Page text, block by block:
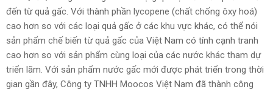
đến từ quả gấc. Với thành phần lycopene (chất chống ôxy hoá)
cao hơn so với các loại quả gấc ở các khu vực khác, có thể nói
sản phẩm chế biến từ quả gấc của Việt Nam có tính cạnh tranh
cao hơn so với sản phẩm cùng loại của các nước khác tham dự
triển lãm. Với sản phẩm nước gấc mới được phát triển trong thời
gian gần đây, Công ty TNHH Moocos Việt Nam đã thành công